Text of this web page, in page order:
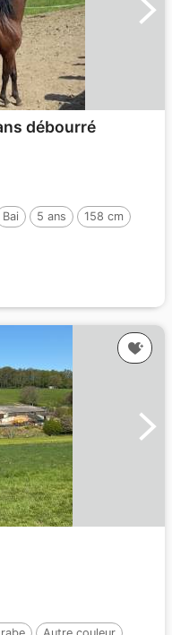
débourré
Bai 5 ans 158 cm